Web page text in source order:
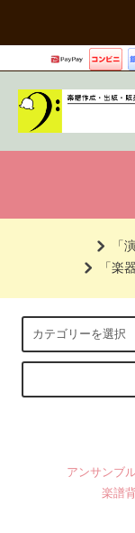
「
「楽
アンサンブ
楽譜